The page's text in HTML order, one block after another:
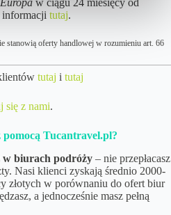
informacji tutaj.
stanowią oferty handlowej w rozumieniu art. 66
tutaj i tutaj
się z nami.
Tucantravel.pl?
w biurach podróży – nie przepłacasz
Nasi klienci zyskają średnio 2000-
złotych w porównaniu do ofert biur
a jednocześnie masz pełną